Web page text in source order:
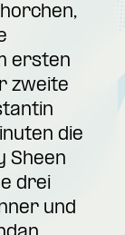
ersten
zweite
die
Sheen
drei
und